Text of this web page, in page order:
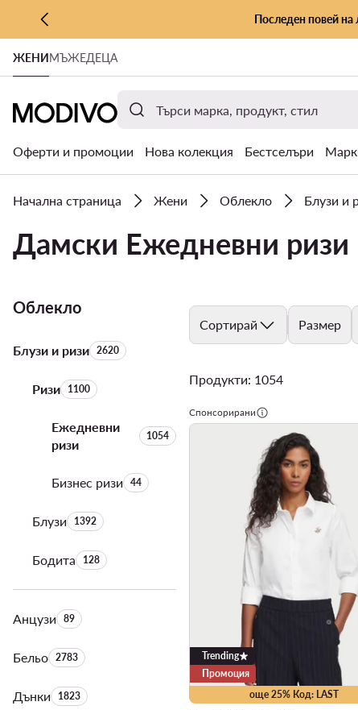
КЪМ ОСНОВНОТО СЪДЪРЖАНИЕ
КЪМ ТЪРСЕНЕ
Последен повей на
ЖЕНИМЪЖЕДЕЦА
Оферти и промоции Нова колекция Бестселъри
Начална страница Жени Облекло Блузи и
Дамски Ежедневни ризи
Облекло
Блузи и ризиБрой на продуктите:
2620
РизиБрой на продуктите:
1100
Ежедневни
ризи
Брой на продуктите:
1054
Бизнес ризиБрой на продуктите:
44
БлузиБрой на продуктите:
1392
БодитаБрой на продуктите:
128
АнцузиБрой на продуктите:
89
БельоБрой на продуктите:
2783
ДънкиБрой на продуктите:
1823
Сортирай Размер
Продукти: 1054
Спонсорирани
още 25% Код: LAST
Trending
Промоция